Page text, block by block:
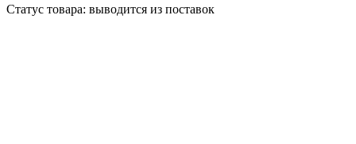
Статус товара: выводится из поставок